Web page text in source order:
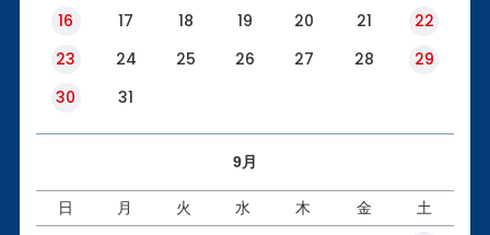
16
17 18 19 20 21
22
23
24 25 26 27 28
29
30
31
9月
日 月 火 水 木 金 土